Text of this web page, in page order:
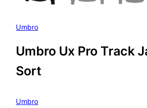
Umbro
Umbro Ux Pro Track
Sort
Umbro